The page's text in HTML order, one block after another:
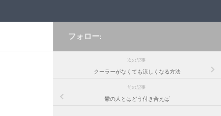
フォロー:
次の記事
クーラーがなくても涼しくなる方法
前の記事
鬱の人とはどう付き合えば